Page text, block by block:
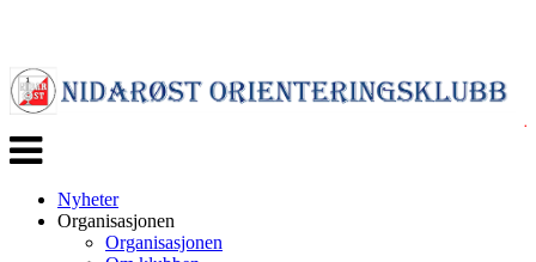
Veksle
navigasjon
Nyheter
Organisasjonen
Organisasjonen